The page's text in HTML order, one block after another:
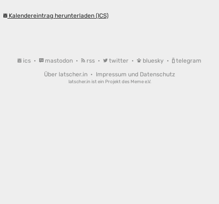
Kalendereintrag herunterladen (ICS)
ics • mastodon • rss • twitter • bluesky •
telegram
Über latscher.in • Impressum und Datenschutz
latscher.in ist ein Projekt des Meme e.V.